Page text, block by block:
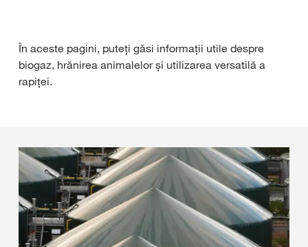
În aceste pagini, puteți găsi informații utile despre
biogaz, hrănirea animalelor și utilizarea versatilă a
rapiței.